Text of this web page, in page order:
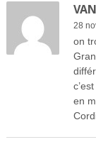
28
on
en